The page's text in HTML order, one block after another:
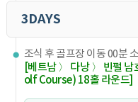
3DAYS
조식 후 골프장 이동 00분
[베트남 〉 다낭 〉 빈펄
olf Course) 18홀 라운드]